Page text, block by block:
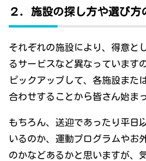
２．施設の探し方や選び
それぞれの施設により、得意と
るサービスなど異なっています
ピックアップして、各施設また
合わせすることから皆さん始ま
もちろん、送迎であったり平日
いるのか、運動プログラムやお
のかなどあるかと思いますが、